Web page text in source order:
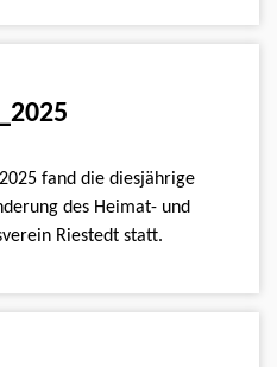
fand die diesjährige
des Heimat- und
Riestedt statt.